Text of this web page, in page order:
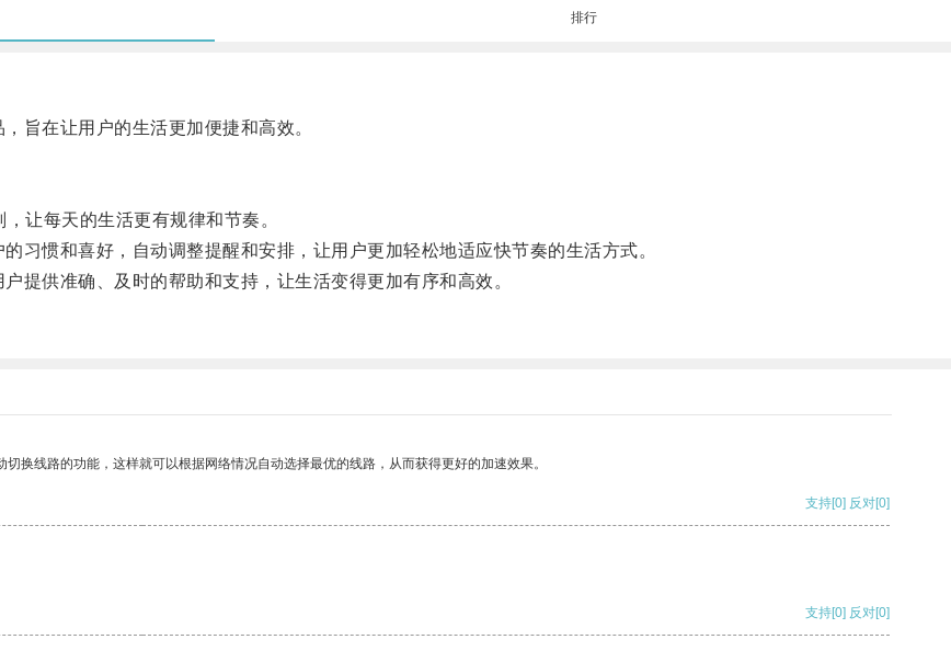
排行
在让用户的生活更加便捷和高效。
让每天的生活更有规律和节奏。
惯和喜好，自动调整提醒和安排，让用户更加轻松地适应快节奏的生活方式。
供准确、及时的帮助和支持，让生活变得更加有序和高效。
换线路的功能，这样就可以根据网络情况自动选择最优的线路，从而获得更好的加速效果。
支持[0] 反对[0]
支持[0] 反对[0]